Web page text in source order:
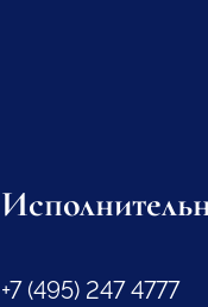
+7 (495) 247 4777